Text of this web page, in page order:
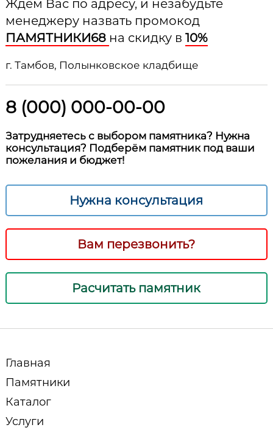
Ждём Вас по адресу, и незабудьте
менеджеру назвать промокод
ПАМЯТНИКИ68 на скидку в 10%
г. Тамбов, Полынковское кладбище
8 (000) 000-00-00
Затрудняетесь с выбором памятника? Нужна
консультация? Подберём памятник под ваши
пожелания и бюджет!
Нужна консультация
Вам перезвонить?
Расчитать памятник
Главная
Памятники
Каталог
Услуги